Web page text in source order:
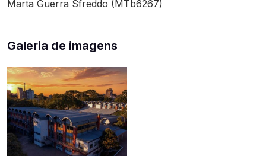
Marta Guerra Sfreddo (MTb6267)
Galeria de imagens